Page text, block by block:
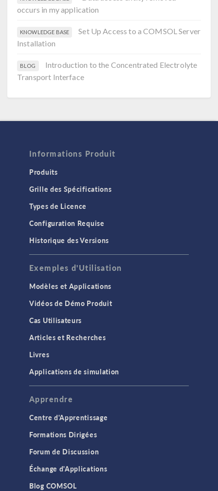
occurs in my application
KNOWLEDGE BASE
Set Up Access to a COMSOL Server
Installation
BLOG
Introduction to the Concentrated Electrolyte
Transport Interface
Informations Produit
Produits
Grille des Spécifications
Types de Licence
Configuration Requise
Historique des Versions
Exemples d'Utilisation
Modèles et Applications
Vidéos de Démo Produit
Cas Utilisateurs
Articles et Recherches
Livres
Applications de simulation
Apprendre
Centre d'Apprentissage
Formations Dirigées
Forum de Discussion
Échange d'Applications
Blog COMSOL